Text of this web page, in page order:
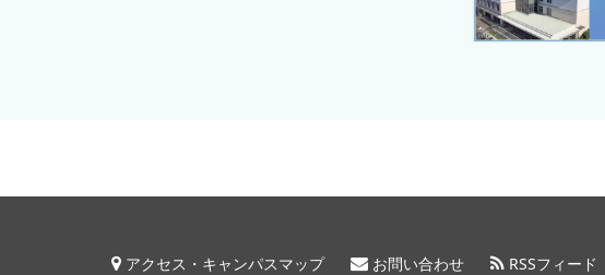
アクセス・キャンパスマップ お問い合わせ RSSフィード